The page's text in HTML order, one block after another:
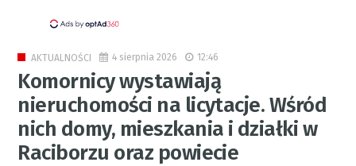
AKTUALNOŚCI 4 sierpnia 2026 12:46
Komornicy wystawiają
nieruchomości na licytacje. Wśród
nich domy, mieszkania i działki w
Raciborzu oraz powiecie